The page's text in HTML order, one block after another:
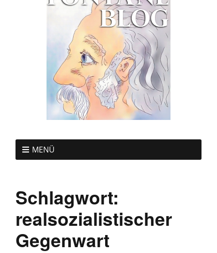
MENÜ
Schlagwort:
realsozialistischer
Gegenwart